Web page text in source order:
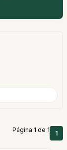
Página 1 de 1 1